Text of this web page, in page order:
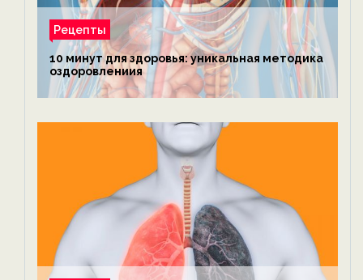
Рецепты
10 минут для здоровья: уникальная методика
оздоровлениия